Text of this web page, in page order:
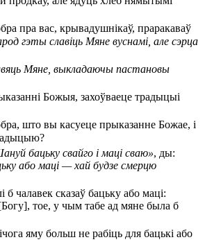
пра вас, крывадушнікаў, праракаваў
гэты славіць Мяне вуснамі, але сэрца
Мяне, выкладаючы пастановы
Божыя, захоўваеце традыцыі
што вы касуеце прыказанне Божае, і
бацьку свайго і маці сваю», ды:
або маці — хай будзе смерцю
чалавек сказаў бацьку або маці:
тое, у чым табе ад мяне была б
яму больш не рабіць для бацькі або